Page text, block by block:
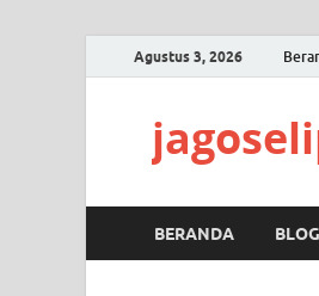
Agustus 3, 2026
BERANDA BLOG